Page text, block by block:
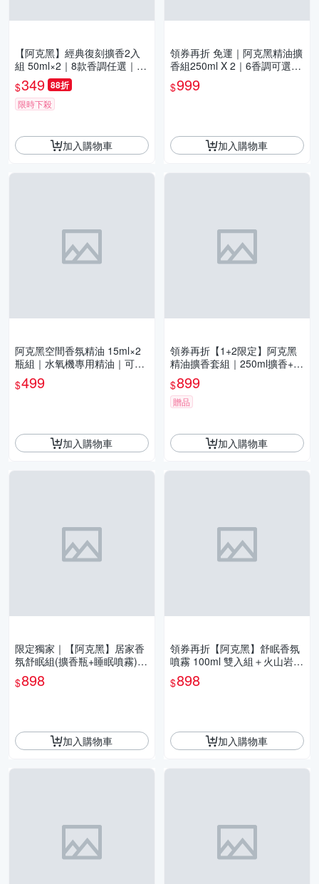
【阿克黑】經典復刻擴香2入
組 50ml×2｜8款香調任選｜居
家擴香・空間香氛・台灣製
$349 88折
限時下殺
加入購物車
領券再折 免運｜阿克黑精油擴
香組250ml X 2｜6香調可選．
居家紓壓木質香｜歐盟 IFRA
精油
$999
加入購物車
阿克黑空間香氛精油 15ml×2
瓶組｜水氧機專用精油｜可加
購水氧機｜擴香石適用 居家必
備香氛
$499
加入購物車
領券再折【1+2限定】阿克黑
精油擴香套組｜250ml擴香+3
00ml補充瓶x2｜贈擴香棒 送
禮首選
$899
贈品
加入購物車
限定獨家｜【阿克黑】居家香
氛舒眠組(擴香瓶+睡眠噴霧)
多款香調｜台灣製 療癒舒壓首
選
$898
加入購物車
領券再折【阿克黑】舒眠香氛
噴霧 100ml 雙入組＋火山岩擴
香石｜居家擴香 療癒睡眠組合
$898
加入購物車